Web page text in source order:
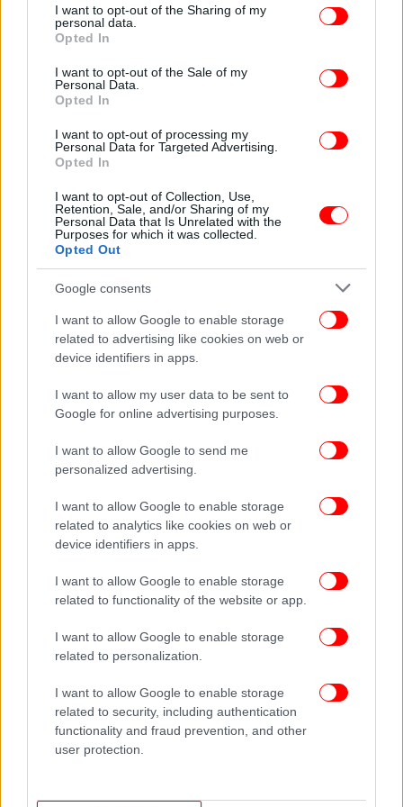
not limited to your visit or usage behaviour. You may click to
grant or deny consent to Google and its third-party tags to
use your data for below specified purposes in below Google
consent section.
I want to opt-out of the Sharing of my
personal data.
Opted In
I want to opt-out of the Sale of my
Personal Data.
Opted In
I want to opt-out of processing my
Personal Data for Targeted Advertising.
Opted In
I want to opt-out of Collection, Use,
Retention, Sale, and/or Sharing of my
Personal Data that Is Unrelated with the
Purposes for which it was collected.
Opted Out
Google consents
I want to allow Google to enable storage
related to advertising like cookies on web or
device identifiers in apps.
I want to allow my user data to be sent to
Google for online advertising purposes.
I want to allow Google to send me
personalized advertising.
I want to allow Google to enable storage
related to analytics like cookies on web or
device identifiers in apps.
I want to allow Google to enable storage
related to functionality of the website or app.
I want to allow Google to enable storage
related to personalization.
I want to allow Google to enable storage
related to security, including authentication
functionality and fraud prevention, and other
user protection.
Αυτή είναι η σκιώδης κυβέρνηση ΣΥΡΙΖΑ -Όλοι
άνθρωποι του Κασσελάκη, βαθαίνει το ρήγμα
Τι είναι τα κιμπούτς του Ισραήλ -«Το όνειρο του
Παραδείσου μετατράπηκε σε Κόλαση από τη Χαμάς»
Έτσι γλίτωσε την οικογένειά της από τη Χαμάς μια
μητέρα: Πάτησε γκάζι, περνούσε δίπλα από τανκς, δείτε
βίντεο
ΠΕΡΙΣΣΟΤΕΡΑ ΒΙΝΤΕΟ